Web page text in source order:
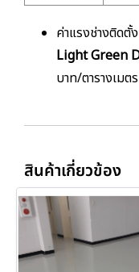
ค่าแรงช่างติดตั้ง
Light Green
บาท/ตารางเมตร
สินค้าเกี่ยวข้อง